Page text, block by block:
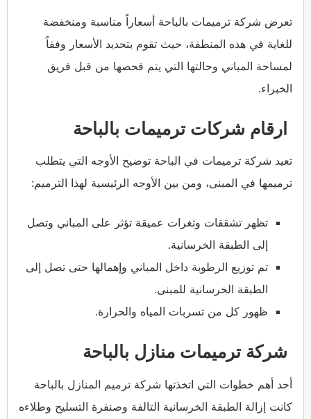
تعرض شركة ترميمات بالباحة أسعاراً مناسبة ومنخفضة
للغاية في هذه المنطقة، حيث تقوم بتحديد الأسعار وفقاً
لمساحة المباني وحالتها التي يتم فحصها من قبل فريق
الخبراء.
ارقام شركات ترميمات بالباحة
تعيد شركة ترميمات في الباحة توضيح الأوجه التي يتطلب
ترميمها في المبنى، ومن بين الأوجه الرئيسية لهذا الترميم:
تظهر تشققات وثغرات عميقة تؤثر على المباني وتصل
إلى الطبقة الخرسانية.
تم توزيع الرطوبة داخل المباني وإهمالها حتى تصل إلى
الطبقة الخرسانية للمبنى.
ظهور كل من تسربات المياه والحرارة.
شركة ترميمات منازل بالباحة
أحد أهم خطوات التي اتخذتها شركة ترميم المنازل بالباحة
كانت إزالة الطبقة الخرسانية التالفة وصنفرة التسليح وطلاءه